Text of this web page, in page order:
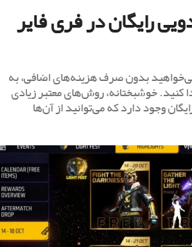
رایگان در فری فایر
بدون صرف هزینه‌های اضافی، به
خوشبختانه، روش‌های معتبر زیادی
وجود دارد که می‌توانید از آن‌ها